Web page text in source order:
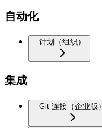
自动化
计划（组织）
集成
Git 连接（企业版）